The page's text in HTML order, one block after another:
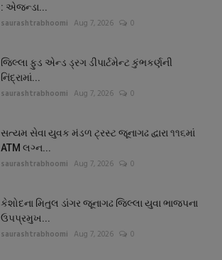
: એજન્ડા...
saurashtrabhoomi Aug 7, 2026 0
જિલ્લા ફુડ એન્ડ ડ્રગ ડીપાર્ટમેન્ટ કુંભકર્ણની
નિંદ્રામાં...
saurashtrabhoomi Aug 7, 2026 0
સત્યમ સેવા યુવક મંડળ ટ્રસ્ટ જૂનાગઢ દ્વારા ૧૧૬માં
ATM લગ્ન...
saurashtrabhoomi Aug 7, 2026 0
કેશોદના મિતુલ ડાંગર જૂનાગઢ જિલ્લા યુવા ભાજપના
ઉપપ્રમુખ...
saurashtrabhoomi Aug 7, 2026 0